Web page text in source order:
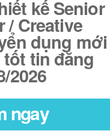
kế Senior
/ Creative
dụng mới
tin đăng
2026
ngay